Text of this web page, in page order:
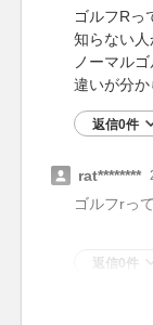
ゴルフRっ
知らない人
ノーマル
違いが分か
返信0件
rat********
ゴルフrっ
返信0件